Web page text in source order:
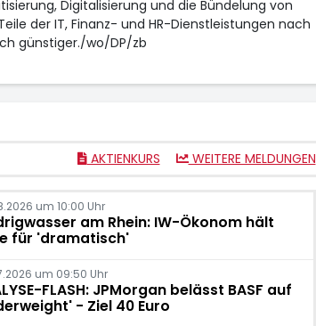
Digitalisierung und die Bündelung von
der IT, Finanz- und HR-Dienstleistungen nach
günstiger./wo/DP/zb
AKTIENKURS WEITERE MELDUNGEN
um 10:00 Uhr
am Rhein: IW-Ökonom hält
für 'dramatisch'
um 09:50 Uhr
FLASH: JPMorgan belässt BASF auf
- Ziel 40 Euro